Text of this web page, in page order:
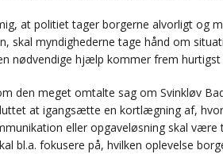
at politiet tager borgerne alvorligt og
skal myndighederne tage hånd om
nødvendige hjælp kommer frem hurtigst
den meget omtalte sag om Svinkløv
at igangsætte en kortlægning af,
eller opgaveløsning skal
bl.a. fokusere på, hvilken oplevelse